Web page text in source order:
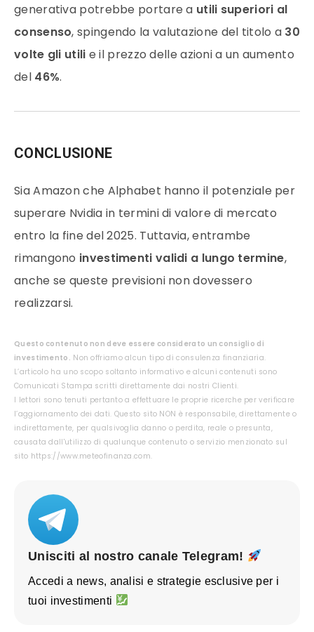
generativa potrebbe portare a utili superiori al
consenso, spingendo la valutazione del titolo a 30
volte gli utili e il prezzo delle azioni a un aumento
del 46%.
CONCLUSIONE
Sia Amazon che Alphabet hanno il potenziale per
superare Nvidia in termini di valore di mercato
entro la fine del 2025. Tuttavia, entrambe
rimangono investimenti validi a lungo termine,
anche se queste previsioni non dovessero
realizzarsi.
Questo contenuto non deve essere considerato un consiglio di
investimento. Non offriamo alcun tipo di consulenza finanziaria.
L’articolo ha uno scopo soltanto informativo e alcuni contenuti sono
Comunicati Stampa scritti direttamente dai nostri Clienti.
I lettori sono tenuti pertanto a effettuare le proprie ricerche per verificare
l’aggiornamento dei dati. Questo sito NON è responsabile, direttamente o
indirettamente, per qualsivoglia danno o perdita, reale o presunta,
causata dall'utilizzo di qualunque contenuto o servizio menzionato sul
sito https://www.meteofinanza.com.
Unisciti al nostro canale Telegram!
Accedi a news, analisi e strategie esclusive per i
tuoi investimenti